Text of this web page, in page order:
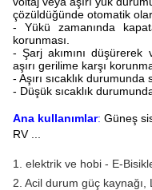
çözüldüğünde otomatik
- Yükü zamanında
korunması.
- Şarj akımını
aşırı gerilime karşı
- Aşırı sıcaklık durumunda
- Düşük sıcaklık
Ana kullanımlar: Güneş
RV ...
1. elektrik ve hobi - E-
2. Acil durum güç kaynağı,